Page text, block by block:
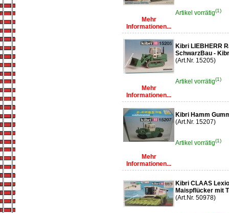
Mehr
Informationen...
Artikel vorrätig(1)
Mehr
Informationen...
Kibri LIEBHERR
SchwarzBau -
(Art.Nr. 15205)
Artikel vorrätig(1)
Mehr
Informationen...
Kibri Hamm
(Art.Nr. 15207)
Artikel vorrätig(1)
Kibri CLAAS
Maispflücker mit
(Art.Nr. 50978)